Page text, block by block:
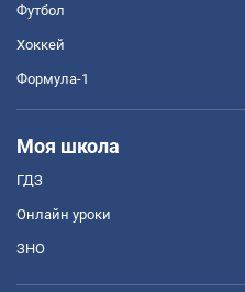
Футбол
Хоккей
Формула-1
Моя школа
ГДЗ
Онлайн уроки
ЗНО